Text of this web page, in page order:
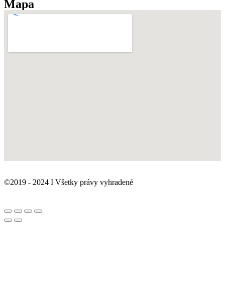
Mapa
©2019 - 2024 I Všetky právy vyhradené